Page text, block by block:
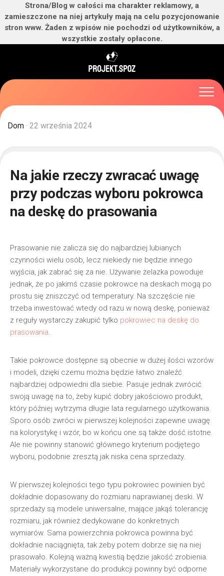
Strona/Blog w całości ma charakter reklamowy, a
zamieszczone na niej artykuły mają na celu pozycjonowanie
stron www. Żaden z wpisów nie pochodzi od użytkowników, a
wszystkie zostały opłacone.
Dom · 22 września 2024
Na jakie rzeczy zwracać uwagę
przy podczas wyboru pokrowca
na deskę do prasowania
Prasowanie nie zalicza się do najbardziej lubianych
czynności wielu osób, lecz niekiedy nie będzie innego
wyjścia, jak zabrać się za nie. Używanie żelazka powoduje
jednak, że po jakimś czasie pokrowce na deskach mogą po
prostu się zniszczyć od temperatury. Na szczęście nie
trzeba inwestować wtedy od razu w nową deskę, ponieważ
z reguły wystarczy zakupić tylko pokrowiec na deskę do
prasowania.
Takie pokrowce dostępne są obecnie w dużej ilości wzorów
i modeli, dzięki czemu można będzie łatwo znaleźć
najbardziej odpowiedni dla siebie. Pasuje jednak zwrócić
swoją uwagę na to, żeby kupić dobry jakościowo produkt,
który później wytrzyma długie lata regularnego użytkowania.
Sporo osób zwróci w pierwszej kolejności zapewne uwagę
na kolorystykę i wzór, bo w końcu one są także dość istotne.
Ale nie powinny stanowić głównego kryterium podjętego
wyboru, podobnie zresztą jak niska cena sprzedaży.
W pierwszej kolejności tego typu pokrowiec powinien być
dokładnie dopasowany do rozmiaru naprawianej deski. W
sprzedaży są modele uniwersalne, mające jakąś tolerancję
rozmiaru, jak również dedykowane do konkretnych
wymiarów. Sama powierzchnia pokrowca powinna być
dokładnie naciągnięta, tak żeby potem dobrze się na niej
prasowało. Kolejną ważną kwestią będzie jakość zrobienia.
Materiały wykorzystane do produkcji powinny być odporne